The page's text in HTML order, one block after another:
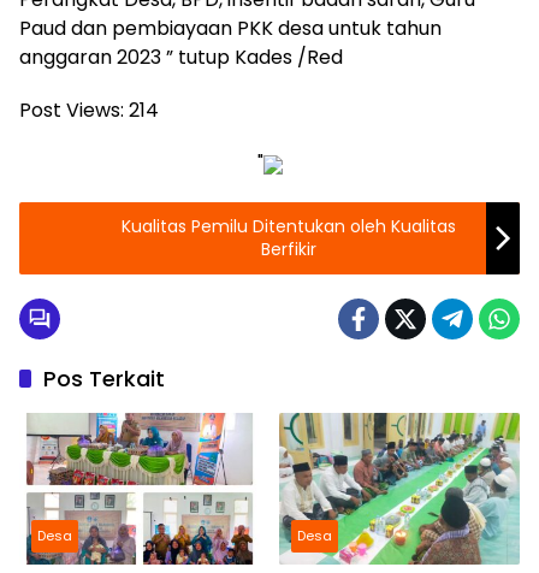
Paud dan pembiayaan PKK desa untuk tahun
anggaran 2023 ” tutup Kades /Red
Post Views: 214
"
Kualitas Pemilu Ditentukan oleh Kualitas
Berfikir
Pos Terkait
Desa Desa